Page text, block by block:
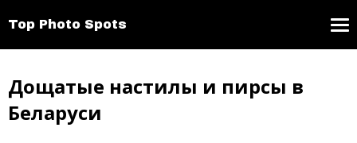
Top Photo Spots
Дощатые настилы и пирсы в
Беларуси